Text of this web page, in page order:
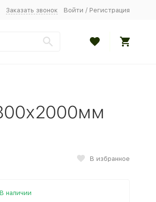
Заказать звонок Войти / Регистрация
В избранное
В наличии